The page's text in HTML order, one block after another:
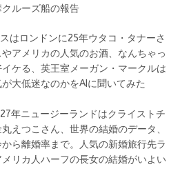
ルーズ船の報告
はロンドンに25年ウタコ・タナーさ
アメリカの人気のお酒、なんちゃっ
ケる、英王室メーガン・マークルは
大低迷なのかをAIに聞いてみた
年ニュージーランドはクライストチ
えつこさん、世界の結婚のデータ、
ら離婚率まで。人気の新婚旅行先ラ
リカ人ハーフの長女の結婚がいよい